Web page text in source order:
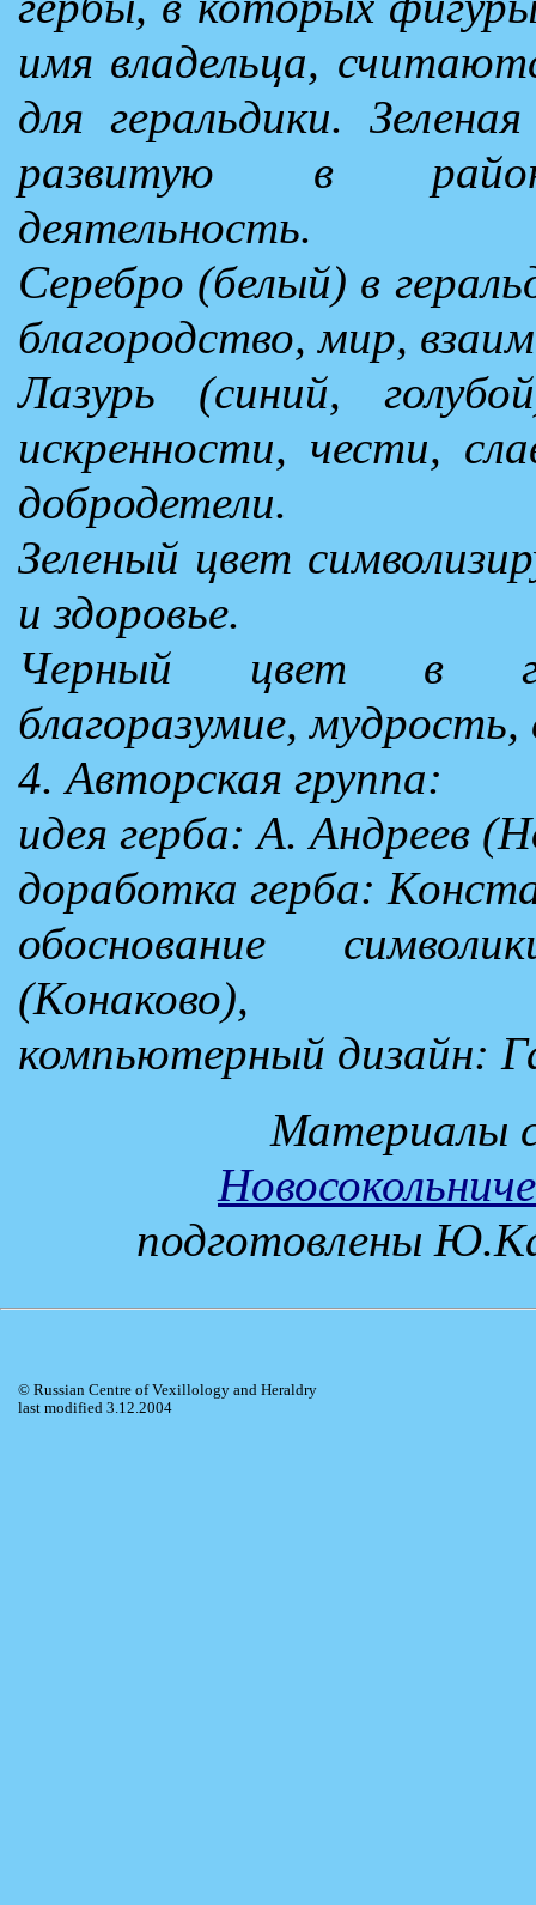
имя владельца,
для геральдики.
развитую в районе
деятельность.
Серебро (белый) в
благородство, мир,
Лазурь (синий,
искренности, чести,
добродетели.
Зеленый цвет
и здоровье.
Черный цвет в
благоразумие,
4. Авторская группа:
идея герба: А. Андреев
доработка герба:
обоснование
(Конаково),
компьютерный дизайн:
Материалы
подготовлены
© Russian Centre of Vexillology and Heraldry
last modified 3.12.2004